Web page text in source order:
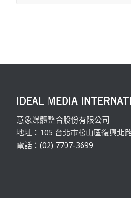
IDEAL MEDIA
意象媒體整合股份有限公司
地址：105 台北市松山區復興北
電話： (02) 7707-3699